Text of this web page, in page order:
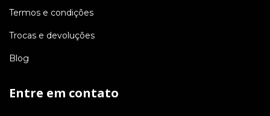
Termos e condições
Trocas e devoluções
Blog
Entre em contato